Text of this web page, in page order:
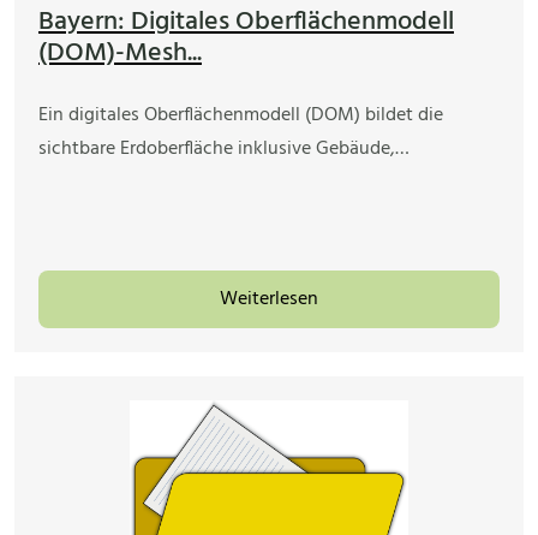
Bayern: Digitales Oberflächenmodell
(DOM)-Mesh...
Ein digitales Oberflächenmodell (DOM) bildet die
sichtbare Erdoberfläche inklusive Gebäude,…
Weiterlesen